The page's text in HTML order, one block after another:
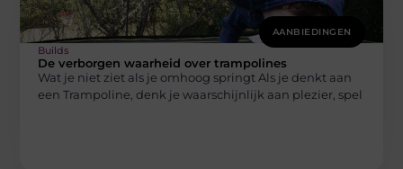
AANBIEDINGEN
Builds
De verborgen waarheid over trampolines
Wat je niet ziet als je omhoog springt Als je denkt aan
een Trampoline, denk je waarschijnlijk aan plezier, spel